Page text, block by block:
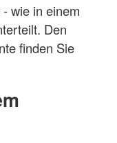
wie in einem
Den
finden Sie